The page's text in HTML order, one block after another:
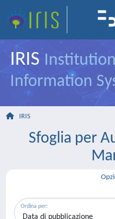
IRIS
Information
IRIS
Sfoglia per
Ordina per: